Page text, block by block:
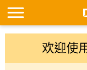
欢迎使